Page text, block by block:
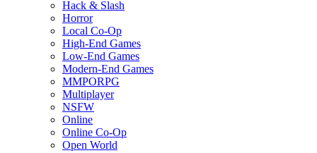
Hack & Slash
Horror
Local Co-Op
High-End Games
Low-End Games
Modern-End Games
MMPORPG
Multiplayer
NSFW
Online
Online Co-Op
Open World